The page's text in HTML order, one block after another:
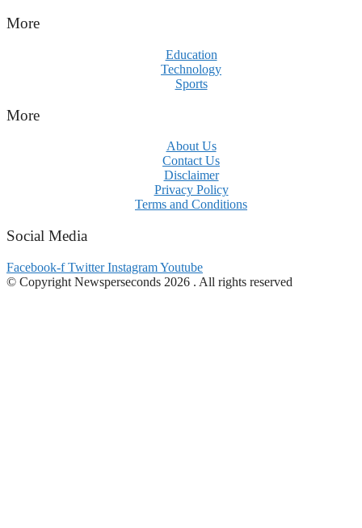
More
Education
Technology
Sports
More
About Us
Contact Us
Disclaimer
Privacy Policy
Terms and Conditions
Social Media
Facebook-f Twitter InstagramYoutube
© Copyright Newsperseconds 2026 . All rights reserved